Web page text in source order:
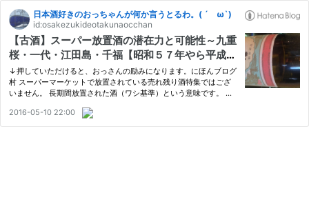
日本酒好きのおっちゃんが何か言うとるわ。( ´ ω`)
id:osakezukideotakunaocchan
【古酒】スーパー放置酒の潜在力と可能性～九重
桜・一代・江田島・千福【昭和５７年やら平成５
年とか】
↓押していただけると、おっさんの励みになります。にほんブログ
村 スーパーマーケットで放置されている売れ残り酒特集ではござ
いません。 長期間放置された酒（ワシ基準）という意味です。 ほ
方が強そうじゃない？ (=ﾟωﾟ) それはさておき、 今回はご自宅な…
2016-05-10 22:00